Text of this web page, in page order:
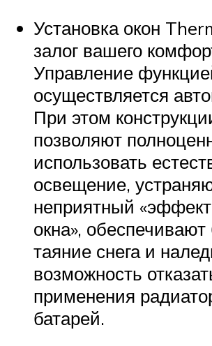
Установка окон
залог вашего
Управление
осуществляется
При этом
позволяют
использовать
освещение,
неприятный
окна»,
таяние снега и
возможность
применения
батарей.